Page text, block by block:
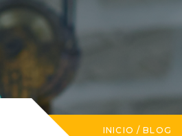
INICIO / BLOG